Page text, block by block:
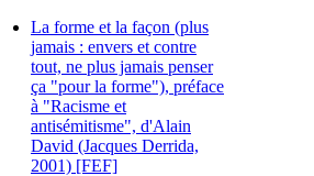
La forme et la façon (plus
jamais : envers et contre
tout, ne plus jamais penser
ça "pour la forme"), préface
à "Racisme et
antisémitisme", d'Alain
David (Jacques Derrida,
2001) [FEF]